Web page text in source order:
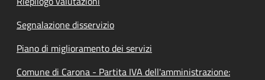
Segnalazione disservizio
Piano di miglioramento dei servizi
Comune di Carona - Partita IVA dell'amministrazione: